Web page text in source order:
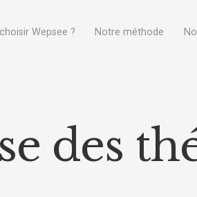
Wepsee ? Notre méthode
des